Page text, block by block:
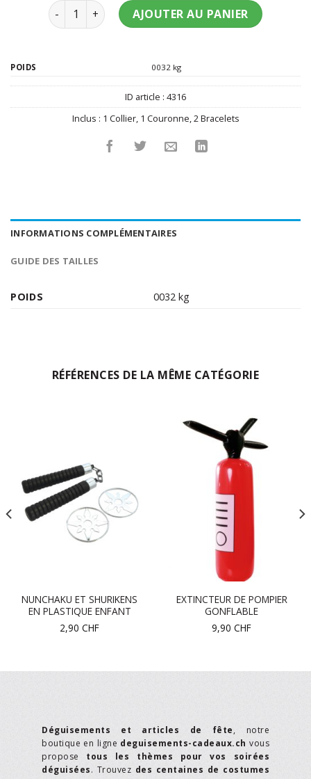
quantité de Set Hawaï femme
AJOUTER AU PANIER
POIDS 0032 kg
ID article : 4316
Inclus : 1 Collier, 1 Couronne,2 Bracelets
INFORMATIONS COMPLÉMENTAIRES
GUIDE DES TAILLES
POIDS 0032 kg
RÉFÉRENCES DE LA MÊME CATÉGORIE
NUNCHAKU ET SHURIKENS
EN PLASTIQUE ENFANT
2,90 CHF
EXTINCTEUR DE POMPIER
GONFLABLE
9,90 CHF
Déguisements et articles de fête, notre
boutique en ligne deguisements-cadeaux.ch vous
propose tous les thèmes pour vos soirées
déguisées. Trouvez des centaines de costumes